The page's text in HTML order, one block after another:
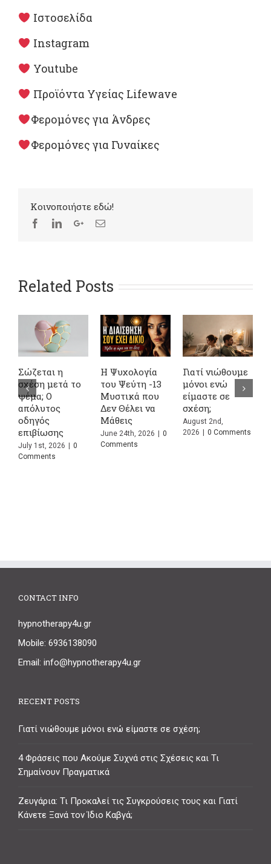
Ιστοσελίδα
Instagram
Youtube
Προϊόντα Υγείας Lifewave
Φερομόνες για Άνδρες
Φερομόνες για Γυναίκες
Kοινοποιήστε εδώ!
Related Posts
Σώζεται η
σχέση μετά το
ψέμα; Ο
απόλυτος
οδηγός
επιβίωσης
July 1st, 2026
0
Comments
Η Ψυχολογία
του Ψεύτη -13
Μυστικά που
Δεν Θέλει να
Μάθεις
June 24th, 2026
0
Comments
Γιατί νιώθουμε
μόνοι ενώ
είμαστε σε
σχέση;
August 2nd,
2026
0 Comments
CONTACT INFO
hypnotherapy4u.gr
Mobile: 6936138090
Email: info@hypnotherapy4u.gr
RECENT POSTS
Γιατί νιώθουμε μόνοι ενώ είμαστε σε σχέση;
4 Φράσεις που Ακούμε Συχνά στις Σχέσεις και Τι
Σημαίνουν Πραγματικά
Ζευγάρια: Τι Προκαλεί τις Συγκρούσεις τους και Γιατί
Κάνετε Ξανά τον Ίδιο Καβγά;